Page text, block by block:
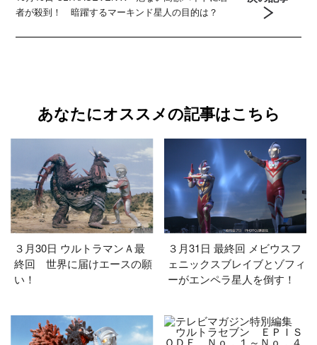
者が殺到！ 暗躍するマーキンド星人の目的は？
あなたにオススメの記事はこちら
３月30日 ウルトラマンＡ最
終回 世界に届けエースの願
い！
３月31日 最終回 メビウスフ
ェニックスブレイブとゾフィ
ーがエンペラ星人を倒す！